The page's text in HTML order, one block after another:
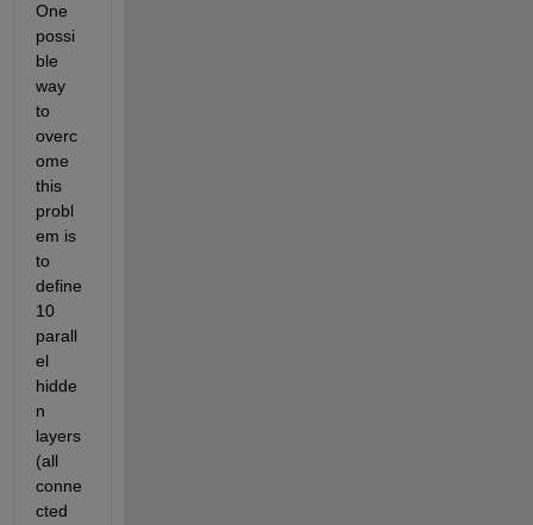
One
possi
ble
way
to
overc
ome
this
probl
em is
to
define
10
parall
el
hidde
n
layers
(all
conne
cted